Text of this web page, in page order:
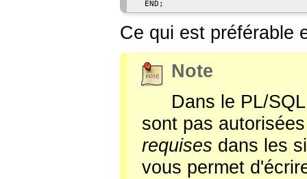
Ce qui est préférable
Note
Dans le PL/
sont pas
requises dans les
vous permet